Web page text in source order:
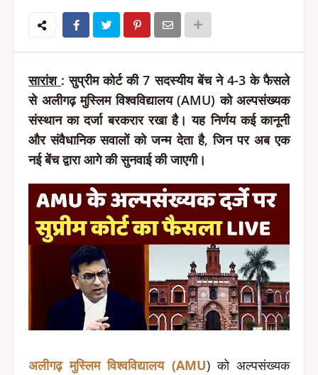
सारांश : सुप्रीम कोर्ट की 7 सदस्यीय बेंच ने 4-3 के फैसले
से अलीगढ़ मुस्लिम विश्वविद्यालय (AMU) को अल्पसंख्यक
संस्थान का दर्जा बरकरार रखा है। यह निर्णय कई कानूनी
और संवैधानिक सवालों को जन्म देता है, जिन पर अब एक
नई बेंच द्वारा आगे की सुनवाई की जाएगी।
अलीगढ़ मुस्लिम विश्वविद्यालय (AMU) को अल्पसंख्यक